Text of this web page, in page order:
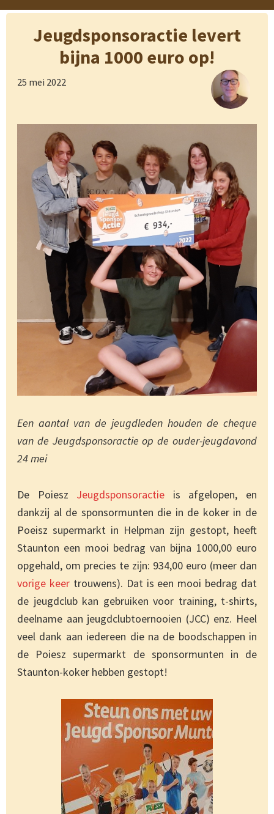
Jeugdsponsoractie levert
bijna 1000 euro op!
25 mei 2022
Een aantal van de jeugdleden houden de cheque
van de Jeugdsponsoractie op de ouder-jeugdavond
24 mei
De Poiesz Jeugdsponsoractie is afgelopen, en
dankzij al de sponsormunten die in de koker in de
Poeisz supermarkt in Helpman zijn gestopt, heeft
Staunton een mooi bedrag van bijna 1000,00 euro
opgehald, om precies te zijn: 934,00 euro (meer dan
vorige keertrouwens). Dat is een mooi bedrag dat
de jeugdclub kan gebruiken voor training, t-shirts,
deelname aan jeugdclubtoernooien (JCC) enz. Heel
veel dank aan iedereen die na de boodschappen in
de Poiesz supermarkt de sponsormunten in de
Staunton-koker hebben gestopt!